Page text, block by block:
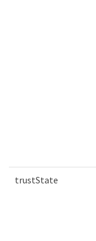
trustState